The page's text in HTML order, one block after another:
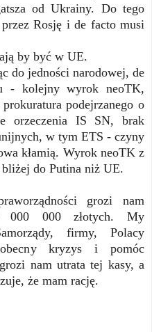
od Ukrainy. Do tego
przez Rosję i de facto musi
by być w UE.
do jedności narodowej, de
- kolejny wyrok neoTK,
podejrzanego o
orzeczenia IS SN, brak
w tym ETS - czyny
kłamią. Wyrok neoTK z
bliżej do Putina niż UE.
grozi nam
000 000 złotych. My
firmy, Polacy
kryzys i pomóc
nam utrata tej kasy, a
że mam rację.